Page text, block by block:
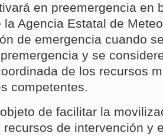
en preemergencia en
la Agencia Estatal de
de emergencia cuando
y se
de los recursos
competentes.
de facilitar la
de intervención y